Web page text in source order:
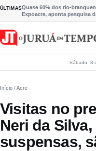
Pular para o conteúdo
ÚLTIMASQuase 60% dos rio-
Expoacre, aponta pesquisa
Sábado, 8
Início / Acre
Visitas no
Neri da
suspensas,